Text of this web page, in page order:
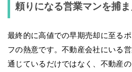
頼りになる営業マンを捕
最終的に高値での早期売却に至る
フの熱意です。不動産会社にいる
通じているだけではなく、不動産